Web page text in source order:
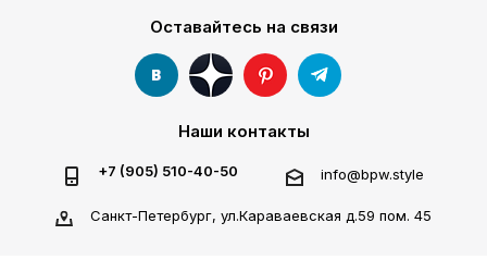
Оставайтесь на связи
Наши контакты
+7 (905) 510-40-50 info@bpw.style
Санкт-Петербург, ул.Караваевская д.59 пом. 45